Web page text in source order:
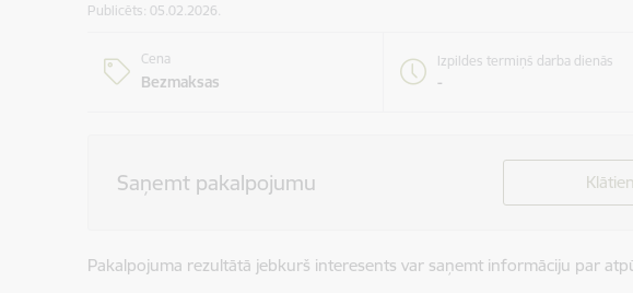
Publicēts: 05.02.2026.
Cena
Bezmaksas
Izpildes termiņš darba dienās
-
Saņemt pakalpojumu
Pakalpojuma rezultātā jebkurš interesents var saņemt informāciju par